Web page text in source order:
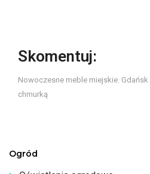
Skomentuj:
Nowoczesne meble miejskie.
chmurką
Ogród